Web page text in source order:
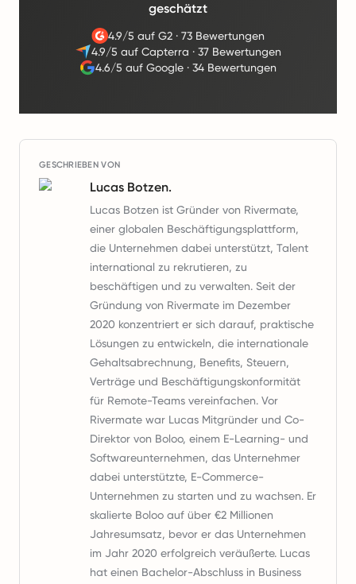
geschätzt
4.9/5 auf G2· 73 Bewertungen
4.9/5 auf Capterra · 37 Bewertungen
4.6/5 auf Google ·34 Bewertungen
GESCHRIEBEN VON
Lucas Botzen.
Lucas Botzen ist Gründer von Rivermate,
einer globalen Beschäftigungsplattform,
die Unternehmen dabei unterstützt, Talent
international zu rekrutieren, zu
beschäftigen und zu verwalten. Seit der
Gründung von Rivermate im Dezember
2020 konzentriert er sich darauf, praktische
Lösungen zu entwickeln, die internationale
Gehaltsabrechnung, Benefits, Steuern,
Verträge und Beschäftigungskonformität
für Remote-Teams vereinfachen. Vor
Rivermate war Lucas Mitgründer und Co-
Direktor von Boloo, einem E-Learning- und
Softwareunternehmen, das Unternehmer
dabei unterstützte, E-Commerce-
Unternehmen zu starten und zu wachsen. Er
skalierte Boloo auf über €2 Millionen
Jahresumsatz, bevor er das Unternehmen
im Jahr 2020 erfolgreich veräußerte. Lucas
hat einen Bachelor-Abschluss in Business